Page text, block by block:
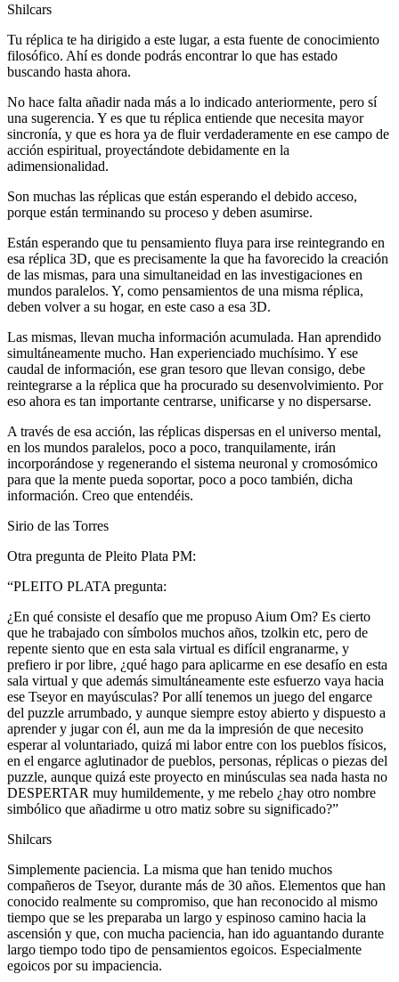
Shilcars
Tu réplica te ha dirigido a este lugar, a esta fuente de conocimiento
filosófico. Ahí es donde podrás encontrar lo que has estado
buscando hasta ahora.
No hace falta añadir nada más a lo indicado anteriormente, pero sí
una sugerencia. Y es que tu réplica entiende que necesita mayor
sincronía, y que es hora ya de fluir verdaderamente en ese campo de
acción espiritual, proyectándote debidamente en la
adimensionalidad.
Son muchas las réplicas que están esperando el debido acceso,
porque están terminando su proceso y deben asumirse.
Están esperando que tu pensamiento fluya para irse reintegrando en
esa réplica 3D, que es precisamente la que ha favorecido la creación
de las mismas, para una simultaneidad en las investigaciones en
mundos paralelos. Y, como pensamientos de una misma réplica,
deben volver a su hogar, en este caso a esa 3D.
Las mismas, llevan mucha información acumulada. Han aprendido
simultáneamente mucho. Han experienciado muchísimo. Y ese
caudal de información, ese gran tesoro que llevan consigo, debe
reintegrarse a la réplica que ha procurado su desenvolvimiento. Por
eso ahora es tan importante centrarse, unificarse y no dispersarse.
A través de esa acción, las réplicas dispersas en el universo mental,
en los mundos paralelos, poco a poco, tranquilamente, irán
incorporándose y regenerando el sistema neuronal y cromosómico
para que la mente pueda soportar, poco a poco también, dicha
información. Creo que entendéis.
Sirio de las Torres
Otra pregunta de Pleito Plata PM:
“PLEITO PLATA pregunta:
¿En qué consiste el desafío que me propuso Aium Om? Es cierto
que he trabajado con símbolos muchos años, tzolkin etc, pero de
repente siento que en esta sala virtual es difícil engranarme, y
prefiero ir por libre, ¿qué hago para aplicarme en ese desafío en esta
sala virtual y que además simultáneamente este esfuerzo vaya hacia
ese Tseyor en mayúsculas? Por allí tenemos un juego del engarce
del puzzle arrumbado, y aunque siempre estoy abierto y dispuesto a
aprender y jugar con él, aun me da la impresión de que necesito
esperar al voluntariado, quizá mi labor entre con los pueblos físicos,
en el engarce aglutinador de pueblos, personas, réplicas o piezas del
puzzle, aunque quizá este proyecto en minúsculas sea nada hasta no
DESPERTAR muy humildemente, y me rebelo ¿hay otro nombre
simbólico que añadirme u otro matiz sobre su significado?”
Shilcars
Simplemente paciencia. La misma que han tenido muchos
compañeros de Tseyor, durante más de 30 años. Elementos que han
conocido realmente su compromiso, que han reconocido al mismo
tiempo que se les preparaba un largo y espinoso camino hacia la
ascensión y que, con mucha paciencia, han ido aguantando durante
largo tiempo todo tipo de pensamientos egoicos. Especialmente
egoicos por su impaciencia.